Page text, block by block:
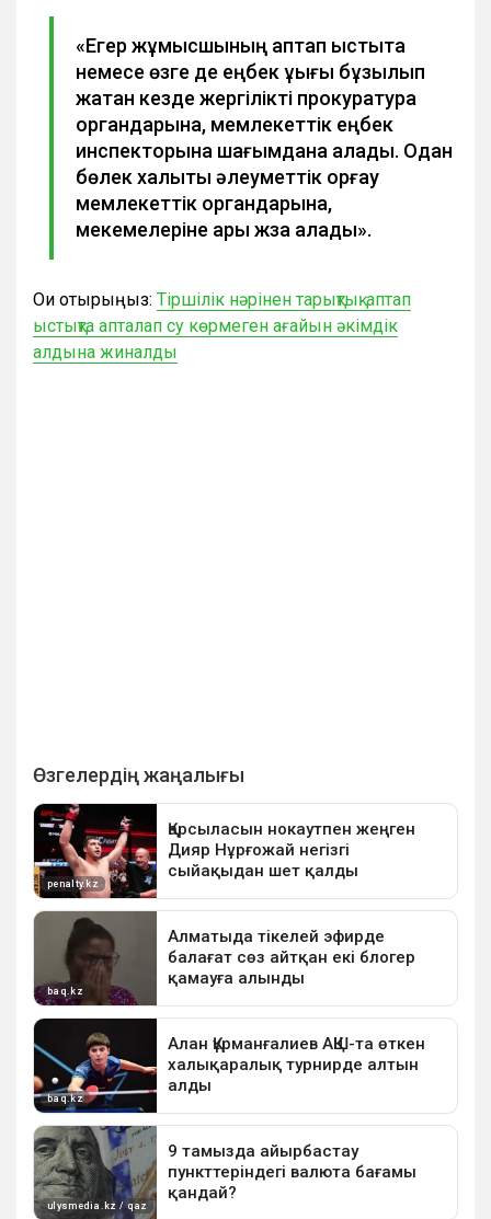
«Егер жұмысшының аптап ыстықта
немесе өзге де еңбек құқығы бұзылып
жатқан кезде жергілікті прокуратура
органдарына, мемлекеттік еңбек
инспекторына шағымдана алады. Одан
бөлек халықты әлеуметтік қорғау
мемлекеттік органдарына,
мекемелеріне арық жза алады».
Оқи отырыңыз: Тіршілік нәрінен тарықтық: аптап
ыстықта апталап су көрмеген ағайын әкімдік
алдына жиналды